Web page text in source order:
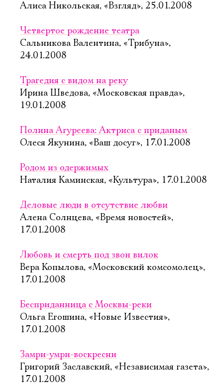
Алиса Никольская, «Взгляд», 25.01.2008
Четвертое рождение театра
Сальникова Валентина, «Трибуна»,
24.01.2008
Трагедия с видом на реку
Ирина Шведова, «Московская правда»,
19.01.2008
Полина Агуреева: Актриса с приданым
Олеся Якунина, «Ваш досуг», 17.01.2008
Родом из одержимых
Наталия Каминская, «Культура», 17.01.2008
Деловые люди в отсутствие любви
Алена Солнцева, «Время новостей»,
17.01.2008
Любовь и смерть под звон вилок
Вера Копылова, «Московский комсомолец»,
17.01.2008
Бесприданница с Москвы-реки
Ольга Егошина, «Новые Известия»,
17.01.2008
Замри-умри-воскресни
Григорий Заславский, «Независимая газета»,
17.01.2008